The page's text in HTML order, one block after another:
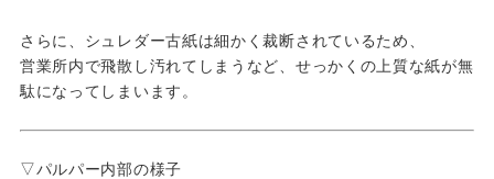
さらに、シュレダー古紙は細かく裁断されているため、
営業所内で飛散し汚れてしまうなど、せっかくの上質な紙が無
駄になってしまいます。
▽パルパー内部の様子